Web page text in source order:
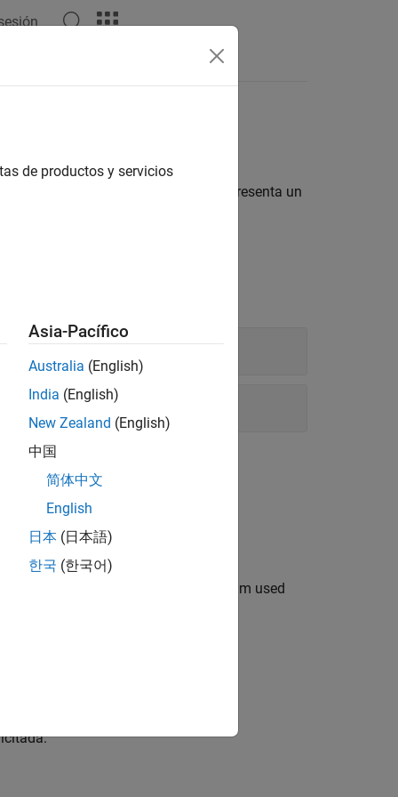
más eficiente
Sin embargo, si la memoria representa un
fragmenting memory, and reclaim used
de productos y servicios
Asia-Pacífico
Australia (English)
India (English)
New Zealand (English)
中国
简体中文
English
日本 (日本語)
한국 (한국어)